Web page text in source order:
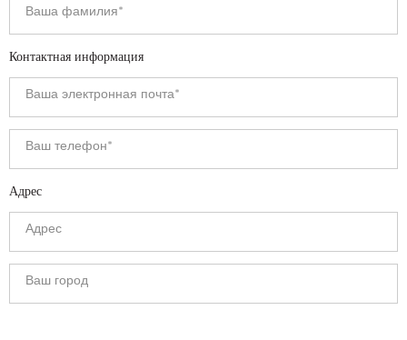
Контактная информация
Адрес